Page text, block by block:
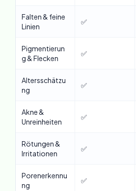
Falten & feine
Linien
✅
Pigmentierun
g & Flecken
✅
Altersschätzu
ng
✅
Akne &
Unreinheiten
✅
Rötungen &
Irritationen
✅
Porenerkennu
ng
✅